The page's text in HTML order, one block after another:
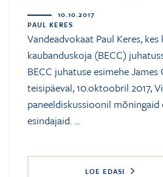
10.10.2017
PAUL KERES
Vandeadvokaat Paul Keres,
kaubanduskoja (BECC)
BECC juhatuse esimehe James
teisipäeval, 10.oktoobril 2017,
paneeldiskussioonil mõningaid
esindajaid. ...
LOE EDASI